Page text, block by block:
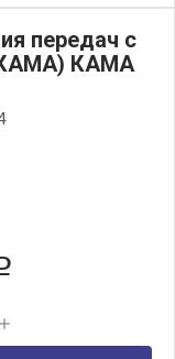
передач с
КАМА) КАМА